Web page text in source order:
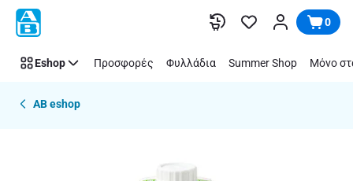
Παράλειψη 0
Eshop Προσφορές Φυλλάδια Summer Shop Μόνο
AB eshop